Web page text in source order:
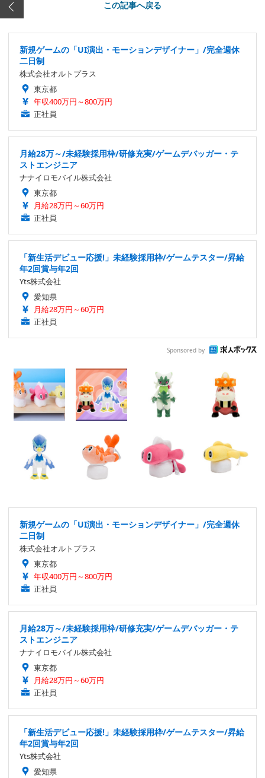
この記事へ戻る
新規ゲームの「UI演出・モーションデザイナー」/完全週休
二日制
株式会社オルトプラス
東京都
年収400万円～800万円
正社員
月給28万～/未経験採用枠/研修充実/ゲームデバッガー・テ
ストエンジニア
ナナイロモバイル株式会社
東京都
月給28万円～60万円
正社員
「新生活デビュー応援!」未経験採用枠/ゲームテスター/昇給
年2回賞与年2回
Yts株式会社
愛知県
月給28万円～60万円
正社員
Sponsored by
新規ゲームの「UI演出・モーションデザイナー」/完全週休
二日制
株式会社オルトプラス
東京都
年収400万円～800万円
正社員
月給28万～/未経験採用枠/研修充実/ゲームデバッガー・テ
ストエンジニア
ナナイロモバイル株式会社
東京都
月給28万円～60万円
正社員
「新生活デビュー応援!」未経験採用枠/ゲームテスター/昇給
年2回賞与年2回
Yts株式会社
愛知県